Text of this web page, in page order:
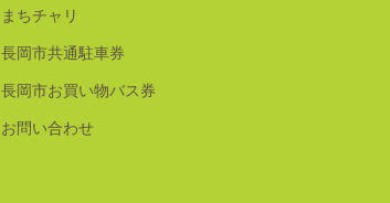
まちチャリ
長岡市共通駐車券
長岡市お買い物バス券
お問い合わせ